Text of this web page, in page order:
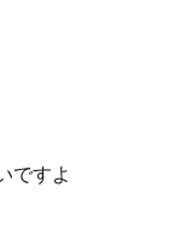
ですよ